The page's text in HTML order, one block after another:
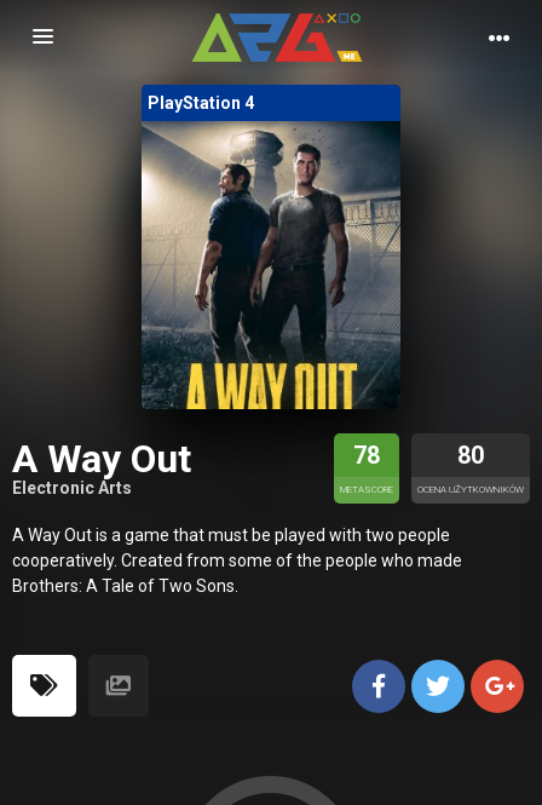
Nawigacja
PlayStation 4
A Way Out
Electronic Arts
78
METASCORE
80
OCENA UŻYTKOWNIKÓW
A Way Out is a game that must be played with two people
cooperatively. Created from some of the people who made
Brothers: A Tale of Two Sons.